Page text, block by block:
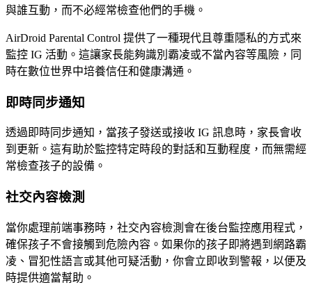
與誰互動，而不必經常檢查他們的手機。
AirDroid Parental Control 提供了一種現代且尊重隱私的方式來
監控 IG 活動。這讓家長能夠識別霸凌或不當內容等風險，同
時在數位世界中培養信任和健康溝通。
即時同步通知
透過即時同步通知，當孩子發送或接收 IG 訊息時，家長會收
到更新。這有助於監控特定時段的對話和互動程度，而無需經
常檢查孩子的設備。
社交內容檢測
當你處理前端事務時，社交內容檢測會在後台監控應用程式，
確保孩子不會接觸到危險內容。如果你的孩子即將遇到網路霸
凌、冒犯性語言或其他可疑活動，你會立即收到警報，以便及
時提供適當幫助。